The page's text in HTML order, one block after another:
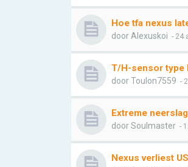
Hoe tfa nexus
door Alexuskoi - 24
T/H-sensor type
doorToulon7559 -
Extreme
doorSoulmaster -
Nexus verliest